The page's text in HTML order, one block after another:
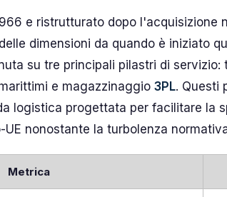
e ristrutturato dopo l'acquisizione
dimensioni da quando è iniziato
su tre principali pilastri di
e magazzinaggio 3PL. Questi
logistica progettata per facilitare la
nonostante la turbolenza
Metrica